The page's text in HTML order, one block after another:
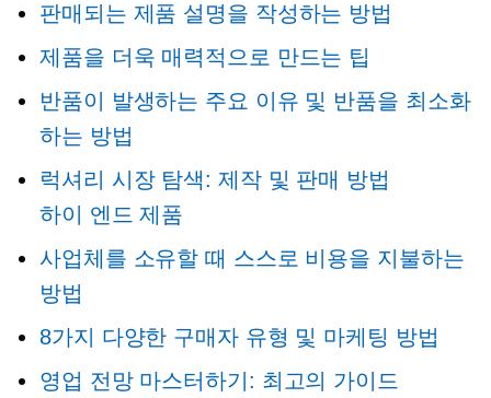
판매되는 제품 설명을 작성하는 방법
제품을 더욱 매력적으로 만드는 팁
반품이 발생하는 주요 이유 및 반품을 최소화
하는 방법
럭셔리 시장 탐색: 제작 및 판매 방법
하이 엔드 제품
사업체를 소유할 때 스스로 비용을 지불하는
방법
8가지 다양한 구매자 유형 및 마케팅 방법
영업 전망 마스터하기: 최고의 가이드